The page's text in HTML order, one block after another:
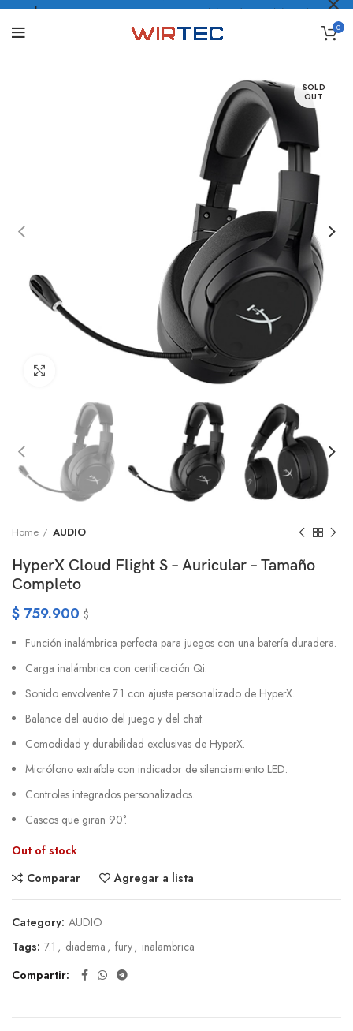
0
SOLD
OUT
Home AUDIO
HyperX Cloud Flight S – Auricular – Tamaño
Completo
$ 759.900 $
Función inalámbrica perfecta para juegos con una batería duradera.
Carga inalámbrica con certificación Qi.
Sonido envolvente 7.1 con ajuste personalizado de HyperX.
Balance del audio del juego y del chat.
Comodidad y durabilidad exclusivas de HyperX.
Micrófono extraíble con indicador de silenciamiento LED.
Controles integrados personalizados.
Cascos que giran 90°.
Out of stock
Comparar
Agregar a lista
Category: AUDIO
Tags: 7.1 , diadema , fury, inalambrica
Compartir
$5.000 PESOS* EN TU PRIMERA COMPRA